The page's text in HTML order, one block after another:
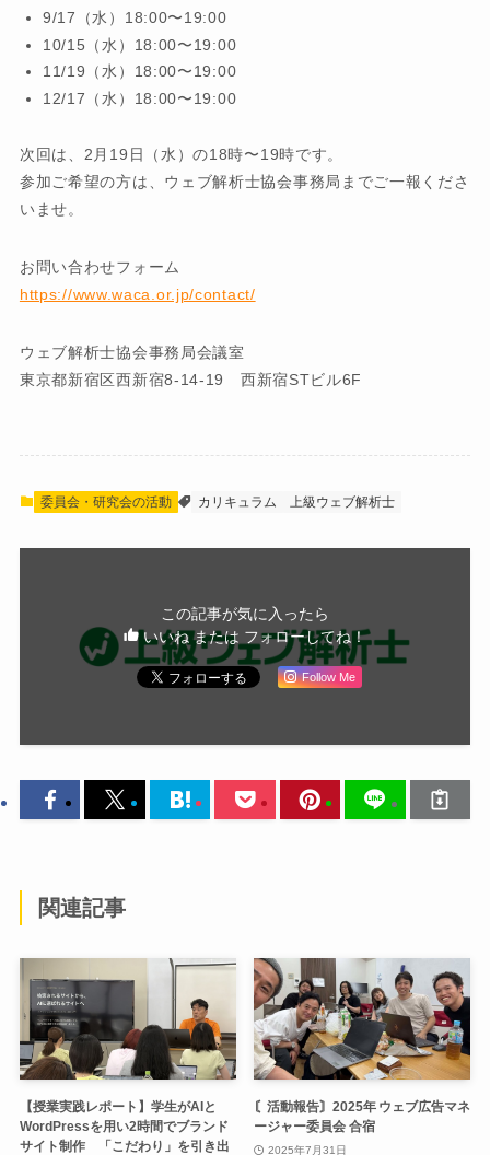
9/17（水）18:00〜19:00
10/15（水）18:00〜19:00
11/19（水）18:00〜19:00
12/17（水）18:00〜19:00
次回は、2月19日（水）の18時〜19時です。
参加ご希望の方は、ウェブ解析士協会事務局までご一報くださ
いませ。
お問い合わせフォーム
https://www.waca.or.jp/contact/
ウェブ解析士協会事務局会議室
東京都新宿区西新宿8-14-19 西新宿STビル6F
委員会・研究会の活動 カリキュラム 上級ウェブ解析士
この記事が気に入ったら
いいね または フォローしてね！
Follow Me
関連記事
【授業実践レポート】学生がAIと
WordPressを用い2時間でブランド
サイト制作 「こだわり」を引き出
〘活動報告〙2025年 ウェブ広告マネ
ージャー委員会 合宿
2025年7月31日